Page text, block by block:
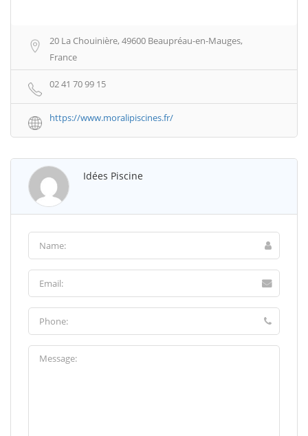
20 La Chouinière, 49600 Beaupréau-en-Mauges,
France
02 41 70 99 15
https://www.moralipiscines.fr/
Idées Piscine